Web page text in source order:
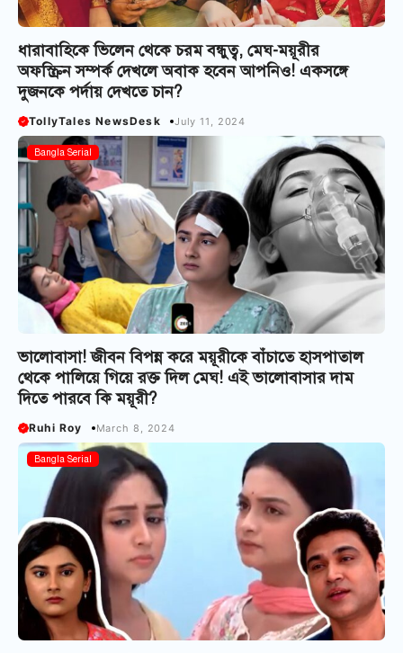
ধারাবাহিকে ভিলেন থেকে চরম বন্ধুত্ব, মেঘ-ময়ূরীর
অফস্ক্রিন সম্পর্ক দেখলে অবাক হবেন আপনিও! একসঙ্গে
দুজনকে পর্দায় দেখতে চান?
TollyTales NewsDesk July 11, 2024
Bangla Serial
ভালোবাসা! জীবন বিপন্ন করে ময়ূরীকে বাঁচাতে হাসপাতাল
থেকে পালিয়ে গিয়ে রক্ত দিল মেঘ! এই ভালোবাসার দাম
দিতে পারবে কি ময়ূরী?
Ruhi Roy March 8, 2024
Bangla Serial